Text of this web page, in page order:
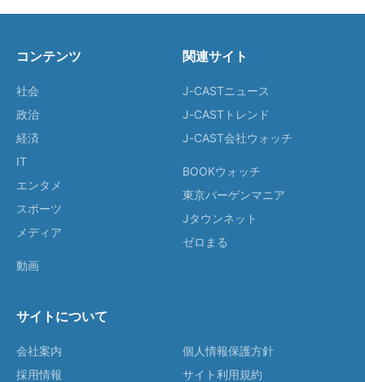
コンテンツ
社会
政治
経済
IT
エンタメ
スポーツ
メディア
動画
関連サイト
J-CASTニュース
J-CASTトレンド
J-CAST会社ウォッチ
BOOKウォッチ
東京バーゲンマニア
Jタウンネット
ゼロまる
サイトについて
会社案内
採用情報
個人情報保護方針
サイト利用規約